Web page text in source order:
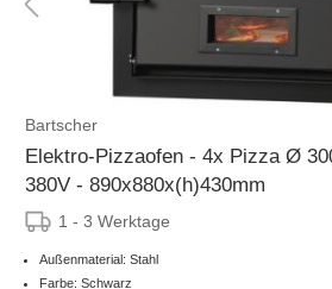
Bartscher
Elektro-Pizzaofen - 4x Pizza Ø
380V - 890x880x(h)430mm
1 - 3 Werktage
Außenmaterial: Stahl
Farbe: Schwarz